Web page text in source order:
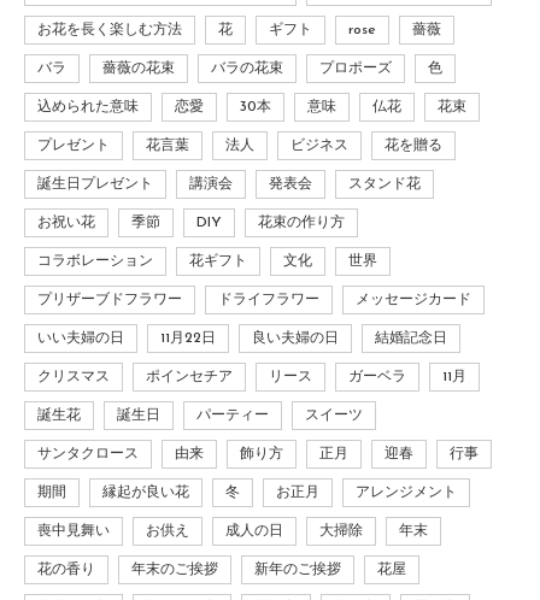
お花を長く楽しむ方法 花 ギフト rose 薔薇
バラ 薔薇の花束 バラの花束 プロポーズ 色
込められた意味 恋愛 30本 意味 仏花 花束
プレゼント 花言葉 法人 ビジネス 花を贈る
誕生日プレゼント 講演会 発表会 スタンド花
お祝い花 季節 DIY 花束の作り方
コラボレーション 花ギフト 文化 世界
プリザーブドフラワー ドライフラワー メッセージカード
いい夫婦の日 11月22日 良い夫婦の日 結婚記念日
クリスマス ポインセチア リース ガーベラ 11月
誕生花 誕生日 パーティー スイーツ
サンタクロース 由来 飾り方 正月 迎春 行事
期間 縁起が良い花 冬 お正月 アレンジメント
喪中見舞い お供え 成人の日 大掃除 年末
花の香り 年末のご挨拶 新年のご挨拶 花屋